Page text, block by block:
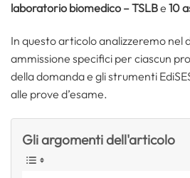
laboratorio biomedico – TSLBe 10
In questo articolo analizzeremo nel
ammissione specifici per ciascun
della domanda e gli strumenti
alle prove d’esame.
Gli argomenti dell'articolo